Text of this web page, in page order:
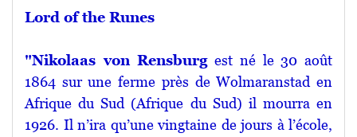
Lord of the Runes
"Nikolaas von Rensburgest né le 30 août
1864 sur une ferme près de Wolmaranstad en
Afrique du Sud (Afrique du Sud) il mourra en
1926. Il n’ira qu’une vingtaine de jours à l’école,